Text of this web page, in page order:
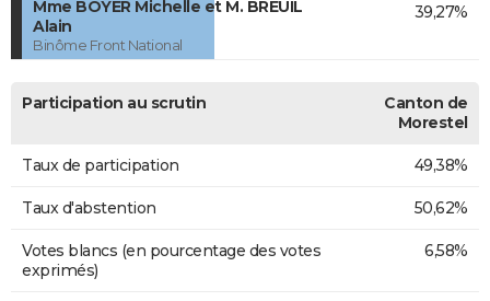
Mme BOYER Michelle et M. BREUIL
Alain
Binôme Front National
39,27%
Participation au scrutin
Canton de
Morestel
Taux de participation 49,38%
Taux d'abstention 50,62%
Votes blancs (en pourcentage des votes
exprimés)
6,58%